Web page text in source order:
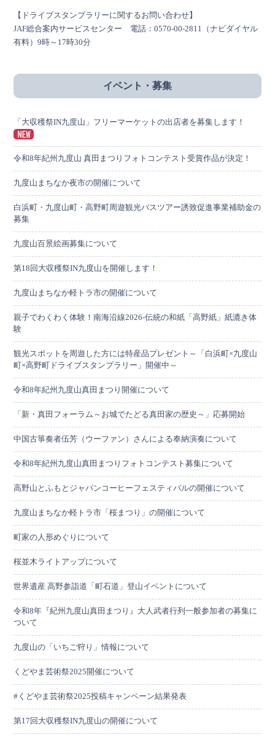
【ドライブスタンプラリーに関するお問い合わせ】
JAF総合案内サービスセンター 電話：0570-00-2811（ナビダイヤル
有料）9時～17時30分
イベント・募集
「大収穫祭IN九度山」フリーマーケットの出店者を募集します！
令和8年紀州九度山 真田まつりフォトコンテスト受賞作品が決定！
九度山まちなか夜市の開催について
白浜町・九度山町・高野町周遊観光バスツアー誘致促進事業補助金の
募集
九度山百景絵画募集について
第18回大収穫祭IN九度山を開催します！
九度山まちなか軽トラ市の開催について
親子でわくわく体験！南海沿線2026-伝統の和紙「高野紙」紙漉き体
験
観光スポットを周遊した方には特産品プレゼント～「白浜町×九度山
町×高野町ドライブスタンプラリー」開催中～
令和8年紀州九度山真田まつり開催について
「新・真田フォーラム～お城でたどる真田家の歴史～」応募開始
中国古箏奏者伍芳（ウーファン）さんによる奉納演奏について
令和8年紀州九度山真田まつりフォトコンテスト募集について
高野山とふもとジャパンコーヒーフェスティバルの開催について
九度山まちなか軽トラ市「桜まつり」の開催について
町家の人形めぐりについて
桜並木ライトアップについて
世界遺産 高野参詣道「町石道」登山イベントについて
令和8年『紀州九度山真田まつり』大人武者行列一般参加者の募集に
ついて
九度山の「いちご狩り」情報について
くどやま芸術祭2025開催について
#くどやま芸術祭2025投稿キャンペーン結果発表
第17回大収穫祭IN九度山の開催について